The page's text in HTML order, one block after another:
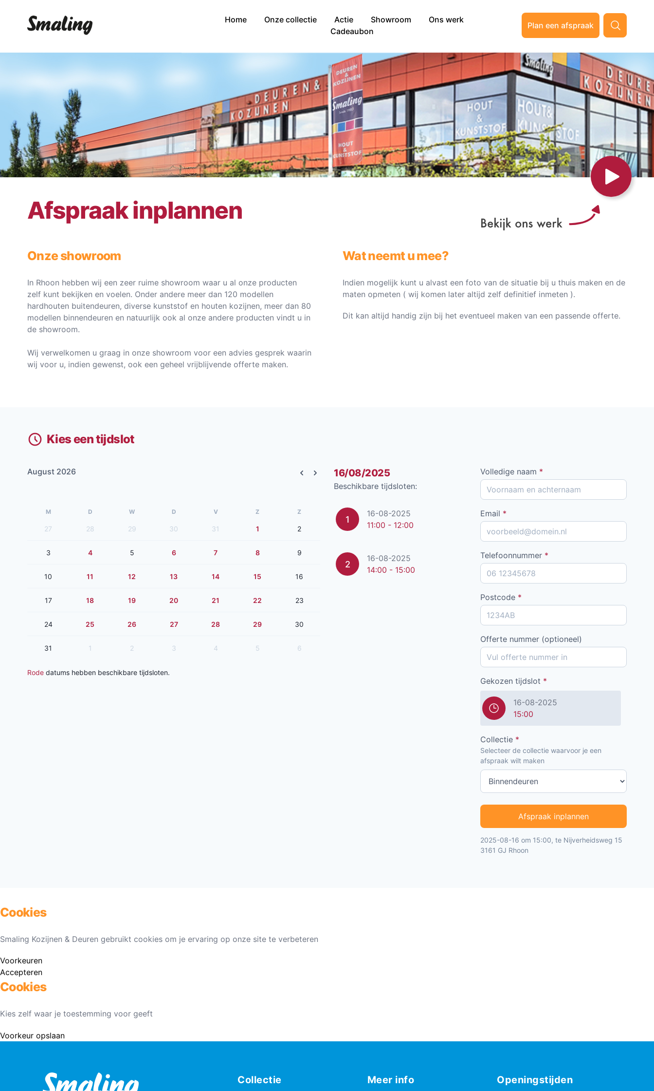
Home Onze collectie Actie Showroom
Ons werk
Cadeaubon
Plan een afspraak
Afspraak inplannen
Onze showroom
In Rhoon hebben wij een zeer ruime showroom waar u al onze producten
zelf kunt bekijken en voelen. Onder andere meer dan 120 modellen
hardhouten buitendeuren, diverse kunststof en houten kozijnen, meer dan 80
modellen binnendeuren en natuurlijk ook al onze andere producten vindt u in
de showroom.
Wij verwelkomen u graag in onze showroom voor een advies gesprek waarin
wij voor u, indien gewenst, ook een geheel vrijblijvende offerte maken.
Wat neemt u mee?
Indien mogelijk kunt u alvast een foto van de situatie bij u thuis maken en de
maten opmeten ( wij komen later altijd zelf definitief inmeten ).
Dit kan altijd handig zijn bij het eventueel maken van een passende offerte.
Kies een tijdslot
August 2026
Previous month
Next month
M D W D V Z Z
27 28 29 30 31 1 2
3 4 5 6 7 8 9
10 11 12 13 14 15 16
17 18 19 20 21 22 23
24 25 26 27 28 29 30
31 1 2 3 4 5 6
Rode datums hebben beschikbare tijdsloten.
16/08/2025
Beschikbare tijdsloten:
1
16-08-2025
11:00 - 12:00
2
16-08-2025
14:00 - 15:00
Volledige naam *
Email *
Telefoonnummer *
Postcode *
Offerte nummer (optioneel)
Gekozen tijdslot *
16-08-2025
15:00
Collectie *
Selecteer de collectie waarvoor je een
afspraak wilt maken
Afspraak inplannen
2025-08-16 om 15:00, te Nijverheidsweg 15
3161 GJ Rhoon
Cookies
Smaling Kozijnen & Deuren gebruikt cookies om je ervaring op onze site te verbeteren
Voorkeuren
Accepteren
Cookies
Kies zelf waar je toestemming voor geeft
Voorkeur opslaan
Collectie Meer info Openingstijden